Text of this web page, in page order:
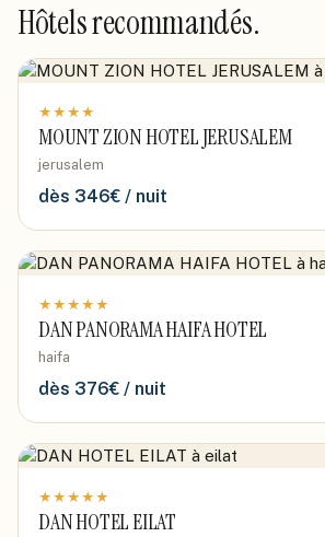
Hôtels recommandés.
★ ★ ★ ★
MOUNT ZION HOTEL JERUSALEM
jerusalem
dès 346€ / nuit
★ ★ ★ ★ ★
DAN PANORAMA HAIFA HOTEL
haifa
dès 376€ / nuit
★ ★ ★ ★ ★
DAN HOTEL EILAT